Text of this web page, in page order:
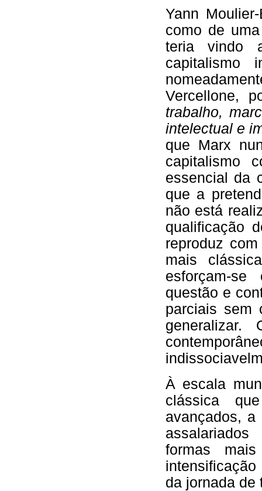
Yann
como de
teria vindo
capitalismo
Vercellone,
trabalho,
intelectual e
que Marx
capitalismo
essencial da
que a
não está
qualificação
reproduz
mais
esforçam-se
questão e
parciais sem
generalizar.
À escala
clássica
avançados,
formas
da jornada de